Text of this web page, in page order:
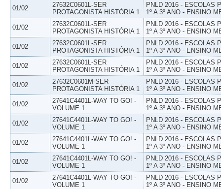
01/02
27632C0601L-SER
PROTAGONISTA HISTÓRIA 1
PNLD 2016 - ESCOLAS
1º A 3º ANO - ENSINO
01/02
27632C0601L-SER
PROTAGONISTA HISTÓRIA 1
PNLD 2016 - ESCOLAS
1º A 3º ANO - ENSINO
01/02
27632C0601L-SER
PROTAGONISTA HISTÓRIA 1
PNLD 2016 - ESCOLAS
1º A 3º ANO - ENSINO
01/02
27632C0601L-SER
PROTAGONISTA HISTÓRIA 1
PNLD 2016 - ESCOLAS
1º A 3º ANO - ENSINO
01/02
27632C0601M-SER
PROTAGONISTA HISTÓRIA 1
PNLD 2016 - ESCOLAS
1º A 3º ANO - ENSINO
01/02
27641C4401L-WAY TO GO! -
VOLUME 1
PNLD 2016 - ESCOLAS
1º A 3º ANO - ENSINO
01/02
27641C4401L-WAY TO GO! -
VOLUME 1
PNLD 2016 - ESCOLAS
1º A 3º ANO - ENSINO
01/02
27641C4401L-WAY TO GO! -
VOLUME 1
PNLD 2016 - ESCOLAS
1º A 3º ANO - ENSINO
01/02
27641C4401L-WAY TO GO! -
VOLUME 1
PNLD 2016 - ESCOLAS
1º A 3º ANO - ENSINO
01/02
27641C4401L-WAY TO GO! -
VOLUME 1
PNLD 2016 - ESCOLAS
1º A 3º ANO - ENSINO